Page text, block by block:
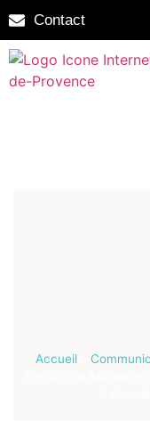
Contact
Accueil»